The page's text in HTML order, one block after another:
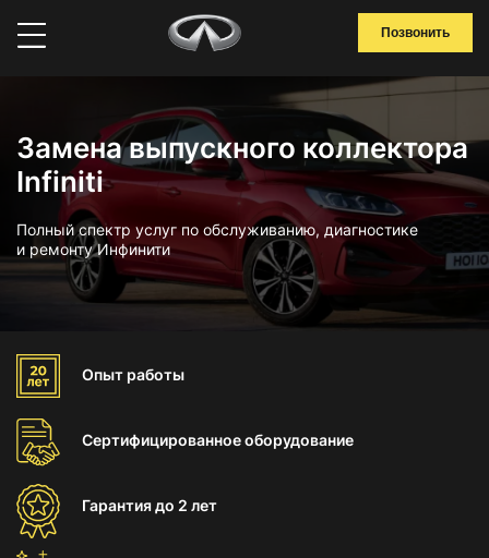
Позвонить
Замена выпускного коллектора
Infiniti
Полный спектр услуг по обслуживанию, диагностике
и ремонту Инфинити
Опыт работы
Сертифицированноеоборудование
Гарантиядо 2 лет